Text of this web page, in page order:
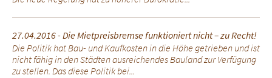
27.04.2016 - Die Mietpreisbremse funktioniert nicht – zu Recht!
Die Politik hat Bau- und Kaufkosten in die Höhe getrieben und ist
nicht fähig in den Städten ausreichendes Bauland zur Verfügung
zu stellen. Das diese Politik bei...